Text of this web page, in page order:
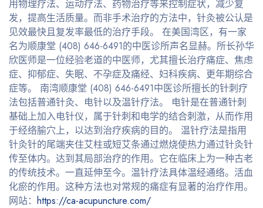
用物理疗法、运动疗法、药物治疗等来控制症状，减少复
发，提高生活质量。而非手术治疗的方法中，针灸被公认是
见效最快且复发率最低的治疗手段。 在美国湾区，有一家
名为顺康堂 (408) 646-6491的中医诊所声名显赫。所长孙华
欣医师是一位经验老道的中医师，尤其擅长治疗痛症、焦虑
症、抑郁症、失眠、不孕症及痛经、妇科疾病、更年期综合
症等。 南湾顺康堂 (408) 646-6491中医诊所擅长的针刺疗
法包括普通针灸、电针以及温针疗法。 电针是在普通针刺
基础上加入电针仪，属于针刺和电学的结合刺激，从而作用
于经络腧穴上，以达到治疗疾病的目的。 温针疗法是指用
针灸针的尾端夹住艾柱或短艾条通过燃烧使热力通过针灸针
传至体内。达到其局部治疗的作用。它在临床上为一种古老
的传统技术。一直延伸至今。温针疗法具体温经通络。活血
化瘀的作用。这种方法也对常规的痛症有显著的治疗作用。
网站： https://ca-acupuncture.com/